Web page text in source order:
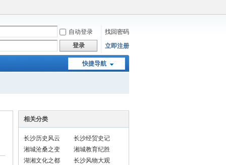
自动登录
找回密码
登录 立即注册
快捷导航
相关分类
长沙历史风云
长沙经贸史记
湘城沧桑之变
湘城教育纪胜
湖湘文化之都
长沙风物大观